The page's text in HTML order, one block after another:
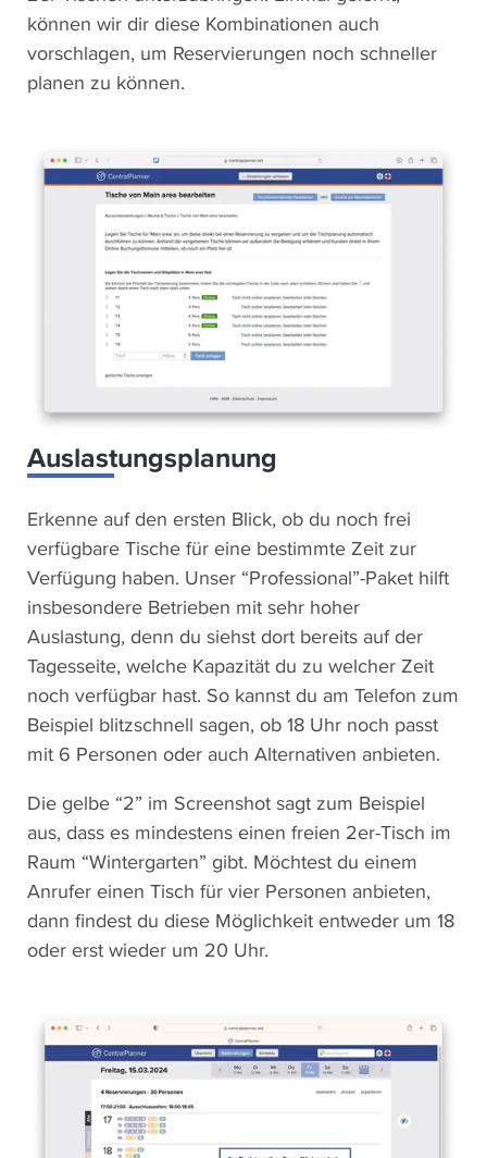
können wir dir diese Kombinationen auch
vorschlagen, um Reservierungen noch schneller
planen zu können.
Auslastungsplanung
Erkenne auf den ersten Blick, ob du noch frei
verfügbare Tische für eine bestimmte Zeit zur
Verfügung haben. Unser “Professional”-Paket hilft
insbesondere Betrieben mit sehr hoher
Auslastung, denn du siehst dort bereits auf der
Tagesseite, welche Kapazität du zu welcher Zeit
noch verfügbar hast. So kannst du am Telefon zum
Beispiel blitzschnell sagen, ob 18 Uhr noch passt
mit 6 Personen oder auch Alternativen anbieten.
Die gelbe “2” im Screenshot sagt zum Beispiel
aus, dass es mindestens einen freien 2er-Tisch im
Raum “Wintergarten” gibt. Möchtest du einem
Anrufer einen Tisch für vier Personen anbieten,
dann findest du diese Möglichkeit entweder um 18
oder erst wieder um 20 Uhr.